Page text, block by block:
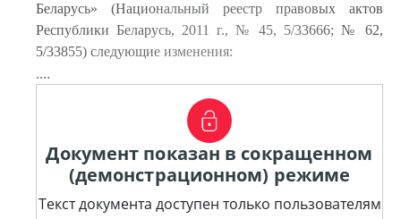
Беларусь» (Национальный реестр правовых актов
Республики Беларусь, 2011 г., № 45, 5/33666; № 62,
5/33855) следующие изменения:
....
Документ показан в сокращенном
(демонстрационном) режиме
Текст документа доступен только пользователям